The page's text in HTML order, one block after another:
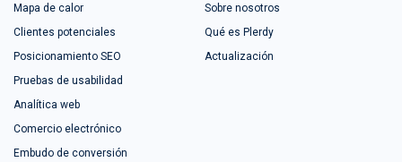
Mapa de calor
Clientes potenciales
Posicionamiento SEO
Pruebas de usabilidad
Analítica web
Comercio electrónico
Embudo de conversión
Sobre nosotros
Qué es Plerdy
Actualización